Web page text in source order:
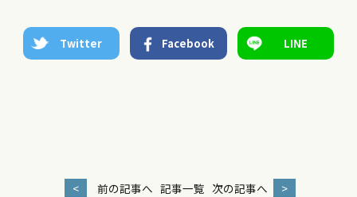
Twitter Facebook LINE
< 前の記事へ 記事一覧 次の記事へ >